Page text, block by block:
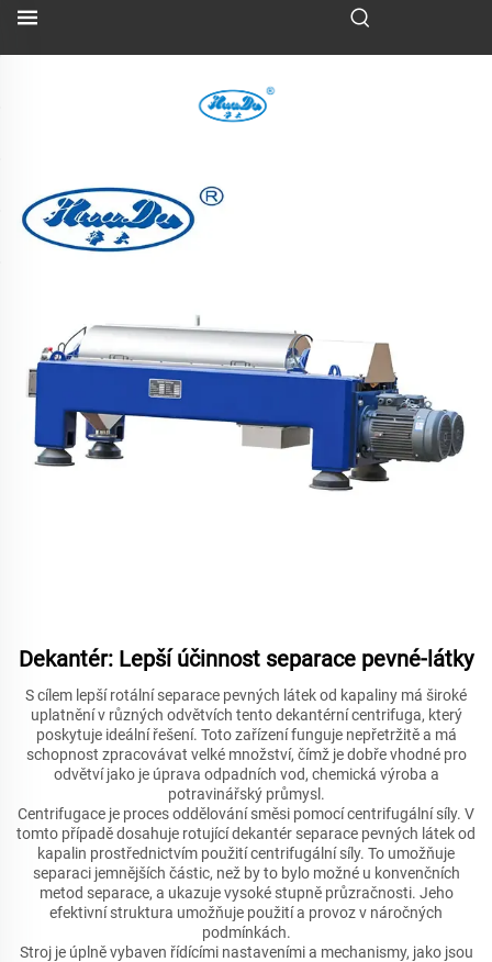
Dekantér: Lepší účinnost separace pevné-látky
S cílem lepší rotální separace pevných látek od kapaliny má široké
uplatnění v různých odvětvích tento dekantérní centrifuga, který
poskytuje ideální řešení. Toto zařízení funguje nepřetržitě a má
schopnost zpracovávat velké množství, čímž je dobře vhodné pro
odvětví jako je úprava odpadních vod, chemická výroba a
potravinářský průmysl.
Centrifugace je proces oddělování směsi pomocí centrifugální síly. V
tomto případě dosahuje rotující dekantér separace pevných látek od
kapalin prostřednictvím použití centrifugální síly. To umožňuje
separaci jemnějších částic, než by to bylo možné u konvenčních
metod separace, a ukazuje vysoké stupně průzračnosti. Jeho
efektivní struktura umožňuje použití a provoz v náročných
podmínkách.
Stroj je úplně vybaven řídícími nastaveními a mechanismy, jako jsou